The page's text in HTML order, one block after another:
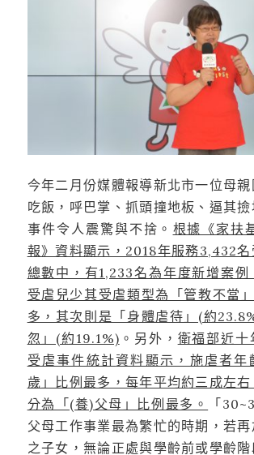
今年二月份媒體報導新北市一位母
吃飯，呼巴掌、抓頭撞地板、逼其撿
事件令人震驚與不捨。 根據《家扶
報》資料顯示，2018年服務3,432名
總數中，有1,233名為年度新增案例
受虐兒少其受虐類型為「管教不當
多，其次則是「身體虐待」(約
忽」(約19.1%) 。另外， 衛福部近十
受虐事件統計資料顯示，施虐者年
歲」比例最多，每年平均約三成左
分為「(養)父母」比例最多。
「
父母工作事業最為繁忙的時期，若
之子女，無論正處與學齡前或學齡